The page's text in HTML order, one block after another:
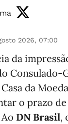
2026, 07:00
da
Consulado-
da
o prazo
DN Brasil,